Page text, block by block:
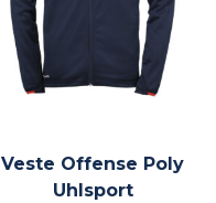
Veste Offense Poly
Uhlsport